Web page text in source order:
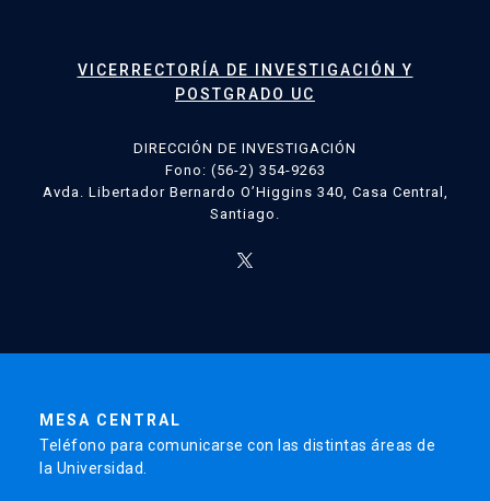
VICERRECTORÍA DE INVESTIGACIÓN Y
POSTGRADO UC
DIRECCIÓN DE INVESTIGACIÓN
Fono: (56-2) 354-9263
Avda. Libertador Bernardo O’Higgins 340, Casa Central,
Santiago.
MESA CENTRAL
Teléfono para comunicarse con las distintas áreas de
la Universidad.